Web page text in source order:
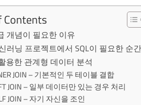
Contents
개념이 필요한 이유
러닝 프로젝트에서 SQL이 필요한 순
용한 관계형 데이터 분석
JOIN – 기본적인 두 테이블 결합
JOIN – 일부 데이터만 있는 경우 처리
JOIN – 자기 자신을 조인